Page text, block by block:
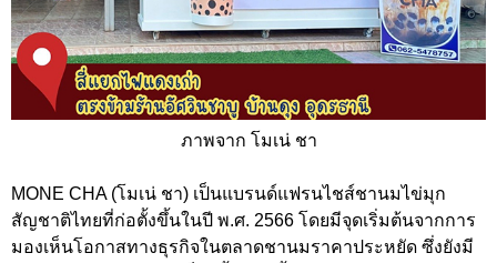
ภาพจาก โมเน่ ชา
MONE CHA (โมเน่ ชา) เป็นแบรนด์แฟรนไชส์ชานมไข่มุก
สัญชาติไทยที่ก่อตั้งขึ้นในปี พ.ศ. 2566 โดยมีจุดเริ่มต้นจากการ
มองเห็นโอกาสทางธุรกิจในตลาดชานมราคาประหยัด ซึ่งยังมี